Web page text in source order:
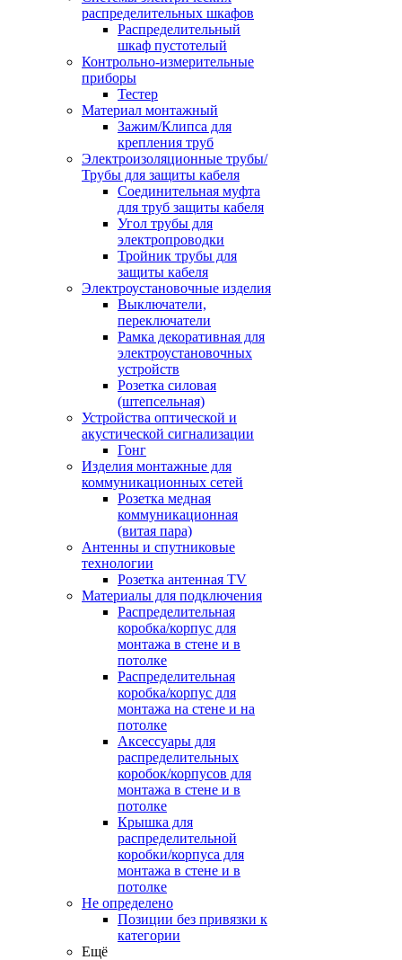
распределительных шкафов
Распределительный
шкаф пустотелый
Контрольно-измерительные
приборы
Тестер
Материал монтажный
Зажим/Клипса для
крепления труб
Электроизоляционные трубы/
Трубы для защиты кабеля
Соединительная муфта
для труб защиты кабеля
Угол трубы для
электропроводки
Тройник трубы для
защиты кабеля
Электроустановочные изделия
Выключатели,
переключатели
Рамка декоративная для
электроустановочных
устройств
Розетка силовая
(штепсельная)
Устройства оптической и
акустической сигнализации
Гонг
Изделия монтажные для
коммуникационных сетей
Розетка медная
коммуникационная
(витая пара)
Антенны и спутниковые
технологии
Розетка антенная TV
Материалы для подключения
Распределительная
коробка/корпус для
монтажа в стене и в
потолке
Распределительная
коробка/корпус для
монтажа на стене и на
потолке
Аксессуары для
распределительных
коробок/корпусов для
монтажа в стене и в
потолке
Крышка для
распределительной
коробки/корпуса для
монтажа в стене и в
потолке
Не определено
Позиции без привязки к
категории
Ещё